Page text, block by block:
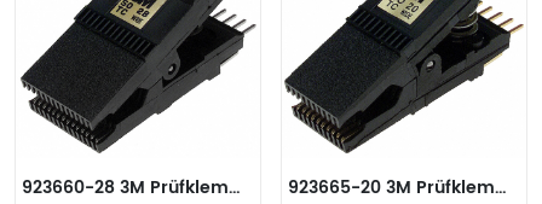
923660-28 3M Prüfklemmen - IC 923665-20 3M Prüfklemmen - IC